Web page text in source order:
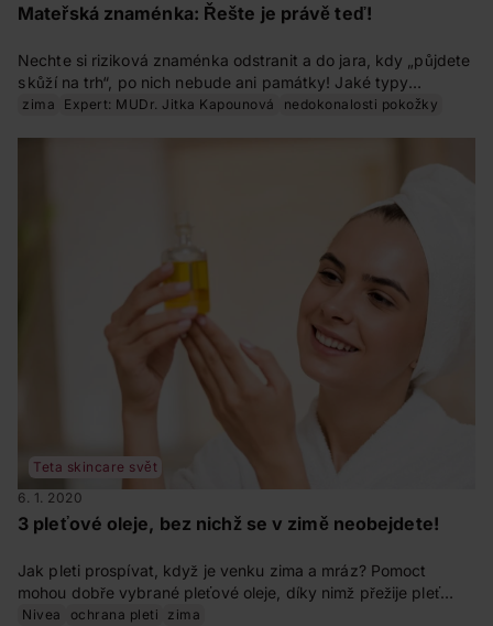
Mateřská znaménka: Řešte je právě teď!
Nechte si riziková znaménka odstranit a do jara, kdy „půjdete
s kůží na trh“, po nich nebude ani památky! Jaké typy
znamének můžete mít, která jsou nebezpečná a kdy zajít
zima Expert: MUDr. Jitka Kapounová nedokonalosti pokožky
Teta skincare svět
6. 1. 2020
3 pleťové oleje, bez nichž se v zimě neobejdete!
Jak pleti prospívat, když je venku zima a mráz? Pomoct
mohou dobře vybrané pleťové oleje, díky nimž přežije pleť
zimní období v nejlepší kondici. Které to jsou a jak je používat?
Nivea ochrana pleti zima